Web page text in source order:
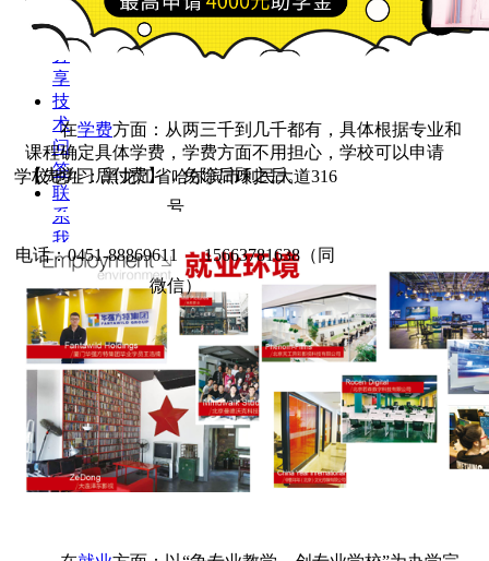
术
分
享
技
术
问
答
联
系
我
们
招
生
问
答
在学费方面：从两三千到几千都有，具体根据专业和
课程确定具体学费，学费方面不用担心，学校可以申请
【先学习后付费】，免除后顾之后。
学校地址：黑龙江省哈尔滨市利民大道316
号
电话：0451-88869611 15663781638（同
微信）